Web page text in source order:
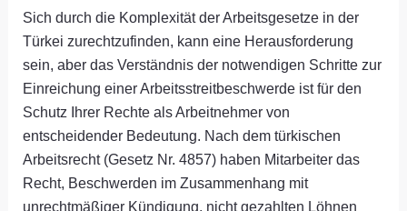
Sich durch die Komplexität der Arbeitsgesetze in der
Türkei zurechtzufinden, kann eine Herausforderung
sein, aber das Verständnis der notwendigen Schritte zur
Einreichung einer Arbeitsstreitbeschwerde ist für den
Schutz Ihrer Rechte als Arbeitnehmer von
entscheidender Bedeutung. Nach dem türkischen
Arbeitsrecht (Gesetz Nr. 4857) haben Mitarbeiter das
Recht, Beschwerden im Zusammenhang mit
unrechtmäßiger Kündigung, nicht gezahlten Löhnen